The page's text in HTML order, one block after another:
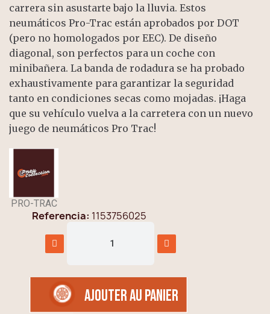
carrera sin asustarte bajo la lluvia. Estos
neumáticos Pro-Trac están aprobados por DOT
(pero no homologados por EEC). De diseño
diagonal, son perfectos para un coche con
minibañera. La banda de rodadura se ha probado
exhaustivamente para garantizar la seguridad
tanto en condiciones secas como mojadas. ¡Haga
que su vehículo vuelva a la carretera con un nuevo
juego de neumáticos Pro Trac!
PRO-TRAC
Referencia 1153756025
AJOUTER AU PANIER